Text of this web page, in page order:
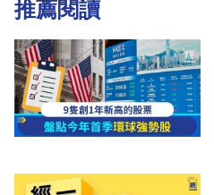
推薦閱讀